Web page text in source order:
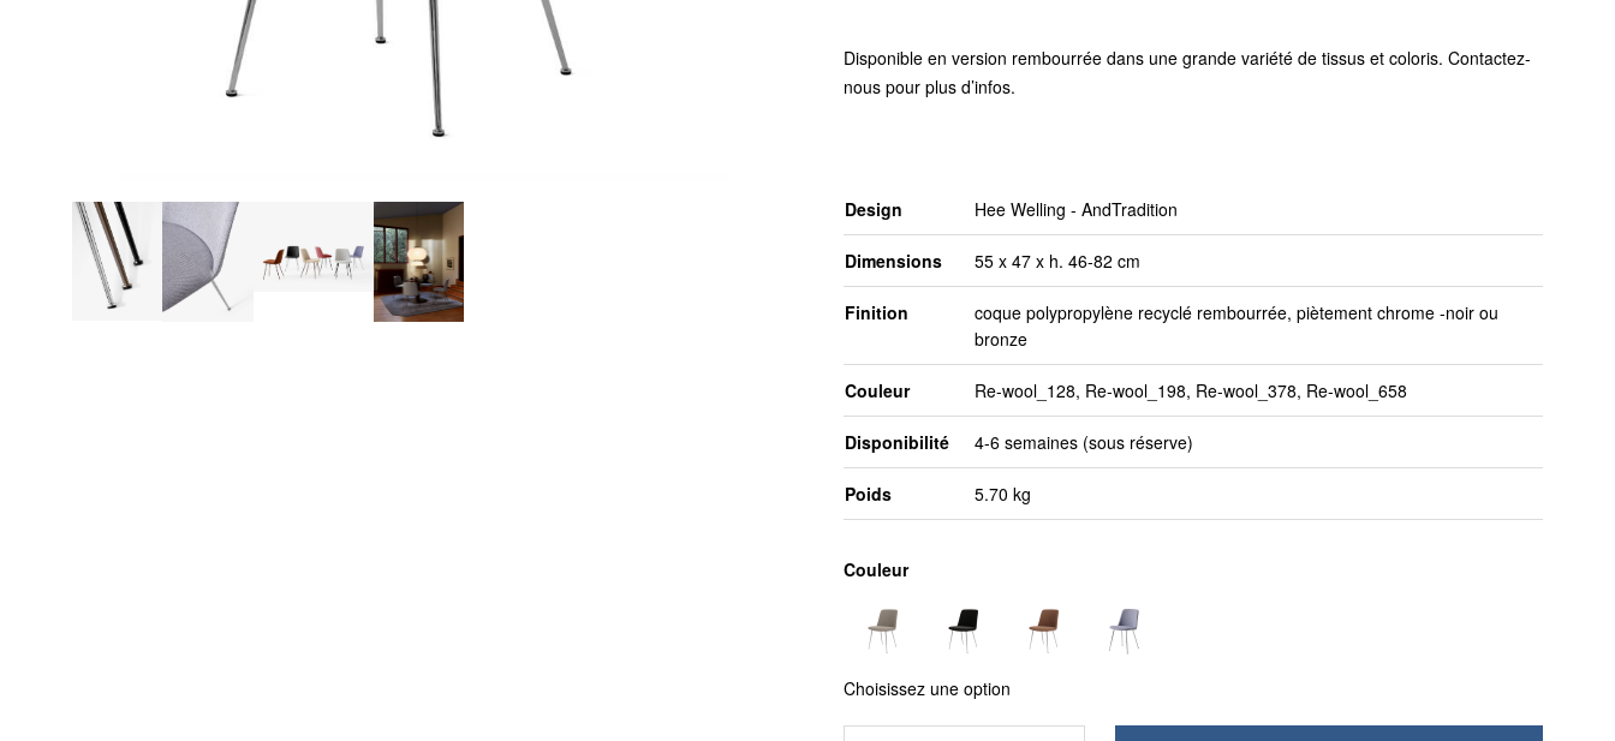
Disponible en version rembourrée dans une grande variété de tissus et coloris. Contactez-
nous pour plus d’infos.
Design Hee Welling - AndTradition
Dimensions 55 x 47 x h. 46-82 cm
Finition
coque polypropylène recyclé rembourrée, piètement chrome -noir ou
bronze
Couleur Re-wool_128, Re-wool_198, Re-wool_378, Re-wool_658
Disponibilité 4-6 semaines (sous réserve)
Poids 5.70 kg
Couleur
Choisissez une option